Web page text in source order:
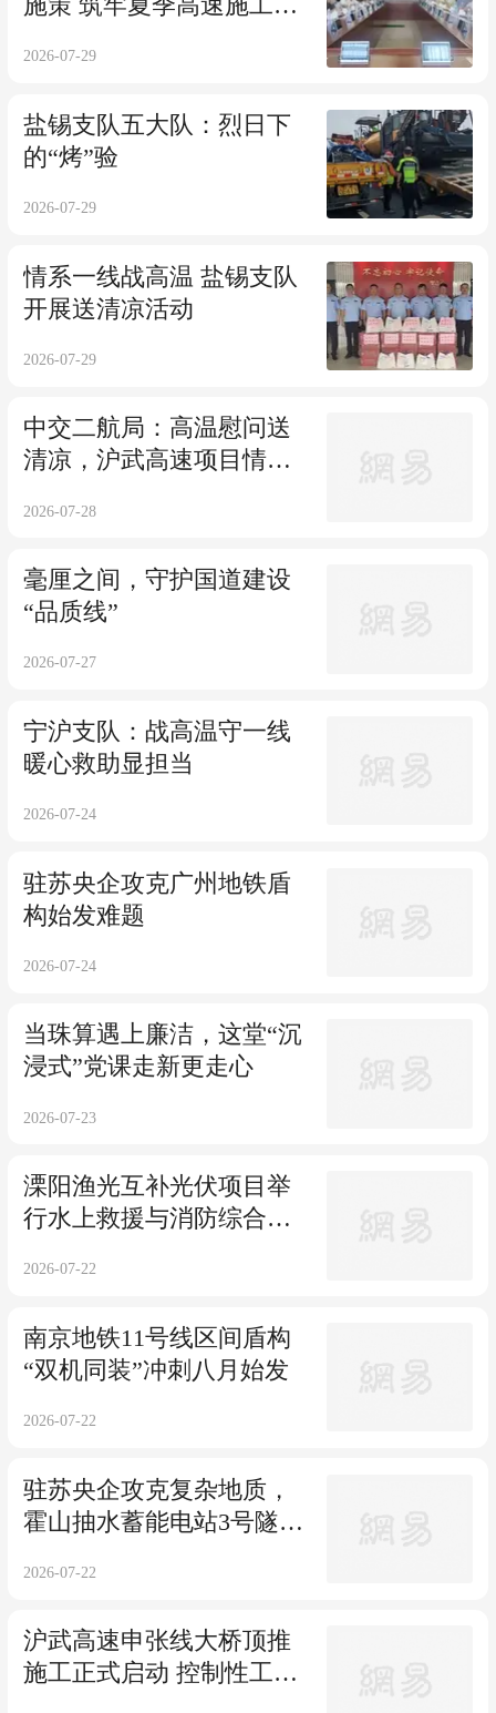
施策 筑牢夏季高速施工安
2026-07-29
盐锡支队五大队：烈日下
的“烤”验
2026-07-29
情系一线战高温 盐锡支队
开展送清凉活动
2026-07-29
中交二航局：高温慰问送
清凉，沪武高速项目情暖
2026-07-28
毫厘之间，守护国道建设
“品质线”
2026-07-27
宁沪支队：战高温守一线
暖心救助显担当
2026-07-24
驻苏央企攻克广州地铁盾
构始发难题
2026-07-24
当珠算遇上廉洁，这堂“沉
浸式”党课走新更走心
2026-07-23
溧阳渔光互补光伏项目举
行水上救援与消防综合应
2026-07-22
南京地铁11号线区间盾构
“双机同装”冲刺八月始发
2026-07-22
驻苏央企攻克复杂地质，
霍山抽水蓄能电站3号隧道
2026-07-22
沪武高速申张线大桥顶推
施工正式启动 控制性工程